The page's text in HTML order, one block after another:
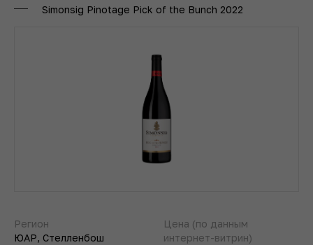
Simonsig Pinotage Pick of the Bunch 2022
Регион
ЮАР, Стелленбош
Цена (по данным
интернет-витрин)